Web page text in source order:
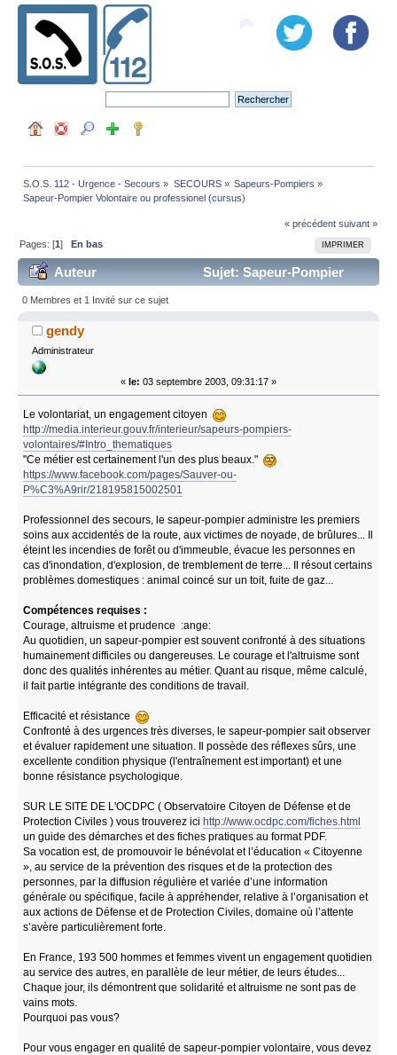
S.O.S. 112 - Urgence - Secours » SECOURS» Sapeurs-Pompiers »
Sapeur-Pompier Volontaire ou professionel (cursus)
« précédent suivant »
IMPRIMER
Pages: [1]En bas
Auteur
Sujet: Sapeur-Pompier
Volontaire ou professionel (cursus) (Lu 99099 fois)
0 Membres et 1 Invité sur ce sujet
gendy
Administrateur
« le: 03 septembre 2003, 09:31:17 »
Le volontariat, un engagement citoyen
http://media.interieur.gouv.fr/interieur/sapeurs-pompiers-
volontaires/#Intro_thematiques
"Ce métier est certainement l'un des plus beaux."
https://www.facebook.com/pages/Sauver-ou-
P%C3%A9rir/218195815002501
Professionnel des secours, le sapeur-pompier administre les premiers
soins aux accidentés de la route, aux victimes de noyade, de brûlures... Il
éteint les incendies de forêt ou d'immeuble, évacue les personnes en
cas d'inondation, d'explosion, de tremblement de terre... Il résout certains
problèmes domestiques : animal coincé sur un toit, fuite de gaz...
Compétences requises :
Courage, altruisme et prudence :ange:
Au quotidien, un sapeur-pompier est souvent confronté à des situations
humainement difficiles ou dangereuses. Le courage et l'altruisme sont
donc des qualités inhérentes au métier. Quant au risque, même calculé,
il fait partie intégrante des conditions de travail.
Efficacité et résistance
Confronté à des urgences très diverses, le sapeur-pompier sait observer
et évaluer rapidement une situation. Il possède des réflexes sûrs, une
excellente condition physique (l'entraînement est important) et une
bonne résistance psychologique.
SUR LE SITE DE L'OCDPC ( Observatoire Citoyen de Défense et de
Protection Civiles ) vous trouverez ici http://www.ocdpc.com/fiches.html
un guide des démarches et des fiches pratiques au format PDF.
Sa vocation est, de promouvoir le bénévolat et l’éducation « Citoyenne
», au service de la prévention des risques et de la protection des
personnes, par la diffusion régulière et variée d’une information
générale ou spécifique, facile à appréhender, relative à l’organisation et
aux actions de Défense et de Protection Civiles, domaine où l’attente
s’avère particulièrement forte.
En France, 193 500 hommes et femmes vivent un engagement quotidien
au service des autres, en parallèle de leur métier, de leurs études...
Chaque jour, ils démontrent que solidarité et altruisme ne sont pas de
vains mots.
Pourquoi pas vous?
Pour vous engager en qualité de sapeur-pompier volontaire, vous devez